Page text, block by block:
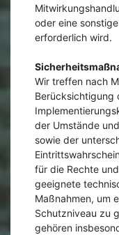
oder eine
erforderlich wird.
Wir treffen nach
Berücksichtigung
der Umstände
sowie der
für die Rechte
geeignete
Maßnahmen, um
Schutzniveau zu
gehören